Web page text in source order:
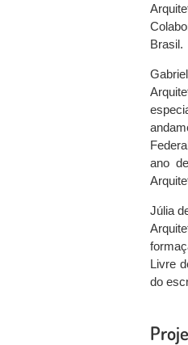
Brasil.
ano
Júlia
Livre
do